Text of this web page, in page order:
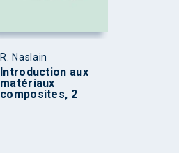
R. Naslain
Introduction aux
matériaux
composites, 2